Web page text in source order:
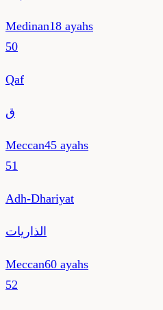
Medinan18 ayahs
50
Qaf
ق
Meccan45 ayahs
51
Adh-Dhariyat
الذاريات
Meccan60 ayahs
52